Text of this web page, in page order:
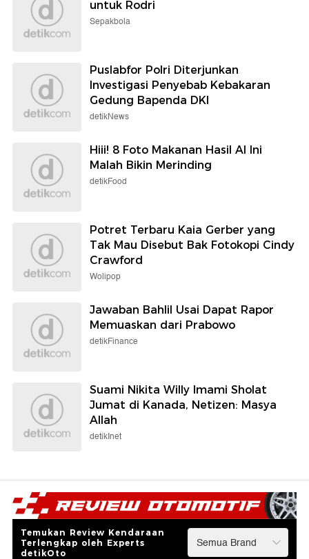
untuk Rodri
Sepakbola
Puslabfor Polri Diterjunkan
Investigasi Penyebab Kebakaran
Gedung Bapenda DKI
detikNews
Hiii! 8 Foto Makanan Hasil AI Ini
Malah Bikin Merinding
detikFood
Potret Terbaru Kaia Gerber yang
Tak Mau Disebut Bak Fotokopi Cindy
Crawford
Wolipop
Jawaban Bahlil Usai Dapat Rapor
Memuaskan dari Prabowo
detikFinance
Suami Nikita Willy Imami Sholat
Jumat di Kanada, Netizen: Masya
Allah
detikInet
Temukan Review Kendaraan
Terlengkap oleh Experts
detikOto